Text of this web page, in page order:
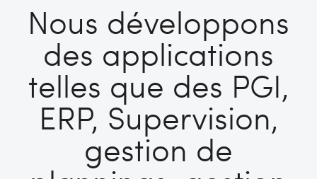
Nous développons
des applications
telles que des PGI,
ERP, Supervision,
gestion de